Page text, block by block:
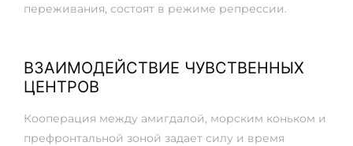
переживания, состоят в режиме репрессии.
ВЗАИМОДЕЙСТВИЕ ЧУВСТВЕННЫХ
ЦЕНТРОВ
Кооперация между амигдалой, морским коньком и
префронтальной зоной задает силу и время